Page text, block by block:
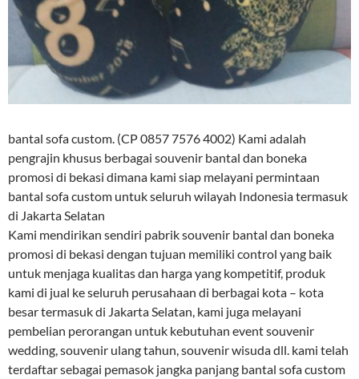
bantal sofa custom. (CP 0857 7576 4002) Kami adalah
pengrajin khusus berbagai souvenir bantal dan boneka
promosi di bekasi dimana kami siap melayani permintaan
bantal sofa custom untuk seluruh wilayah Indonesia termasuk
di Jakarta Selatan
Kami mendirikan sendiri pabrik souvenir bantal dan boneka
promosi di bekasi dengan tujuan memiliki control yang baik
untuk menjaga kualitas dan harga yang kompetitif, produk
kami di jual ke seluruh perusahaan di berbagai kota – kota
besar termasuk di Jakarta Selatan, kami juga melayani
pembelian perorangan untuk kebutuhan event souvenir
wedding, souvenir ulang tahun, souvenir wisuda dll. kami telah
terdaftar sebagai pemasok jangka panjang bantal sofa custom